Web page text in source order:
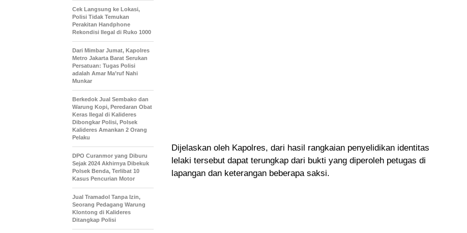
Dijelaskan oleh Kapolres, dari hasil rangkaian penyelidikan identitas
lelaki tersebut dapat terungkap dari bukti yang diperoleh petugas di
lapangan dan keterangan beberapa saksi.
Cek Langsung ke Lokasi,
Polisi Tidak Temukan
Perakitan Handphone
Rekondisi Ilegal di Ruko 1000
Dari Mimbar Jumat, Kapolres
Metro Jakarta Barat Serukan
Persatuan: Tugas Polisi
adalah Amar Ma’ruf Nahi
Munkar
Berkedok Jual Sembako dan
Warung Kopi, Peredaran Obat
Keras Ilegal di Kalideres
Dibongkar Polisi, Polsek
Kalideres Amankan 2 Orang
Pelaku
DPO Curanmor yang Diburu
Sejak 2024 Akhirnya Dibekuk
Polsek Benda, Terlibat 10
Kasus Pencurian Motor
Jual Tramadol Tanpa Izin,
Seorang Pedagang Warung
Klontong di Kalideres
Ditangkap Polisi